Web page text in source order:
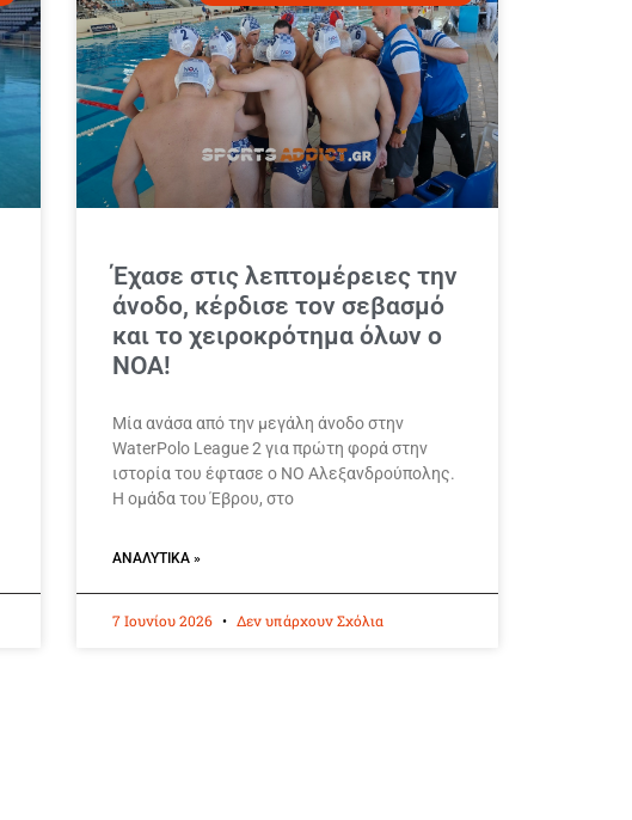
Έχασε στις λεπτομέρειες την
άνοδο, κέρδισε τον σεβασμό
και το χειροκρότημα όλων ο
ΝΟΑ!
Μία ανάσα από την μεγάλη άνοδο στην
WaterPolo League 2 για πρώτη φορά στην
ιστορία του έφτασε ο ΝΟ Αλεξανδρούπολης.
Η ομάδα του Έβρου, στο
ΑΝΑΛΥΤΙΚΆ »
7 Ιουνίου 2026 Δεν υπάρχουν Σχόλια